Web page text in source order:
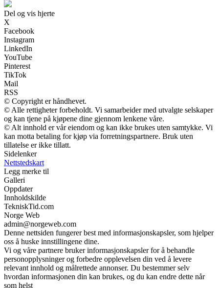
Del og vis hjerte
X
Facebook
Instagram
LinkedIn
YouTube
Pinterest
TikTok
Mail
RSS
© Copyright er håndhevet.
© Alle rettigheter forbeholdt. Vi samarbeider med utvalgte selskaper
og kan tjene på kjøpene dine gjennom lenkene våre.
© Alt innhold er vår eiendom og kan ikke brukes uten samtykke. Vi
kan motta betaling for kjøp via forretningspartnere. Bruk uten
tillatelse er ikke tillatt.
Sidelenker
Nettstedskart
Legg merke til
Galleri
Oppdater
Innholdskilde
TekniskTid.com
Norge Web
admin@norgeweb.com
Denne nettsiden fungerer best med informasjonskapsler, som hjelper
oss å huske innstillingene dine.
Vi og våre partnere bruker informasjonskapsler for å behandle
personopplysninger og forbedre opplevelsen din ved å levere
relevant innhold og målrettede annonser. Du bestemmer selv
hvordan informasjonen din kan brukes, og du kan endre dette når
som helst